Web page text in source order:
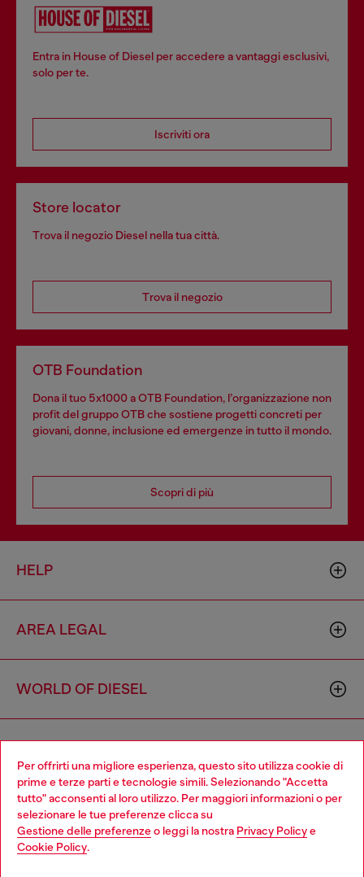
Per offrirti una migliore esperienza, questo sito utilizza cookie di
prime e terze parti e tecnologie simili. Selezionando "Accetta
tutto" acconsenti al loro utilizzo. Per maggiori informazioni o per
selezionare le tue preferenze clicca su
Gestione delle preferenzeo leggi la nostra Privacy Policye
Cookie Policy.
Entra in House of Diesel per accedere a vantaggi esclusivi,
solo per te.
Iscriviti ora
Store locator
Trova il negozio Diesel nella tua città.
Trova il negozio
OTB Foundation
Dona il tuo 5x1000 a OTB Foundation, l’organizzazione non
profit del gruppo OTB che sostiene progetti concreti per
giovani, donne, inclusione ed emergenze in tutto il mondo.
Scopri di più
HELP
AREA LEGAL
WORLD OF DIESEL
Choose your location
You are currently browsing Italia website, but it seems you may
be based in United States